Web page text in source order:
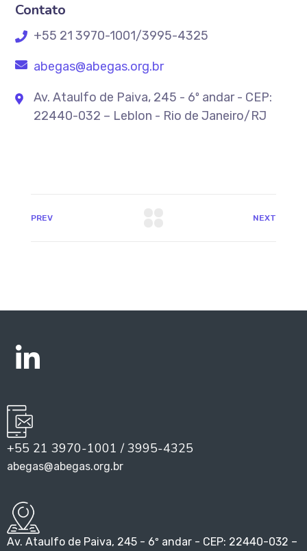
Contato
+55 21 3970-1001/3995-4325
abegas@abegas.org.br
Av. Ataulfo de Paiva, 245 - 6º andar - CEP:
22440-032 – Leblon - Rio de Janeiro/RJ
PREV NEXT
+55 21 3970-1001 / 3995-4325
abegas@abegas.org.br
Av. Ataulfo de Paiva, 245 - 6º andar - CEP: 22440-032 –